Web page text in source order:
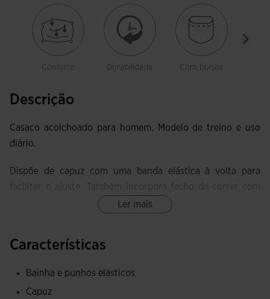
Conforto Durabilidade Com bolsos
Descrição
Casaco acolchoado para homem. Modelo de treino e uso
diário.
Dispõe de capuz com uma banda elástica à volta para
puxador, dois bolsos exteriores com fecho de correr
leve, que mantém constante a temperatura corporal e
proporciona conforto ao desportista. O seu volume aquece,
Ler mais
Características
Bainha e punhos elásticos
Capuz